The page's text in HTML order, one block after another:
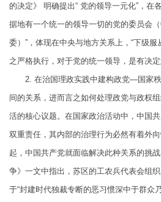
的决定》 明确提出“ 党的领导一元化”，在
据地有一个统一的领导一切的党的委员会
委）”，体现在中央与地方关系上，“下级
之严格执行，对于党的统一领导，是有决定
2. 在治国理政实践中建构政党—国家
间的关系，进而言之如何处理政党与政权
活的核心议题。在国家政治活动中，中国共
双重责任，其内部的治理行为必然有着外
起，中国共产党就面临解决此种关系的挑
争》一文中指出，苏区的工农兵代表会组
于“封建时代独裁专断的恶习惯深中于群众